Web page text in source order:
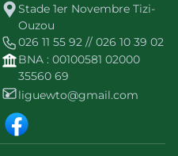
Stade 1er Novembre Tizi-
Ouzou
026 11 55 92 // 026 10 39 02
BNA : 00100581 02000
35560 69
liguewto@gmail.com